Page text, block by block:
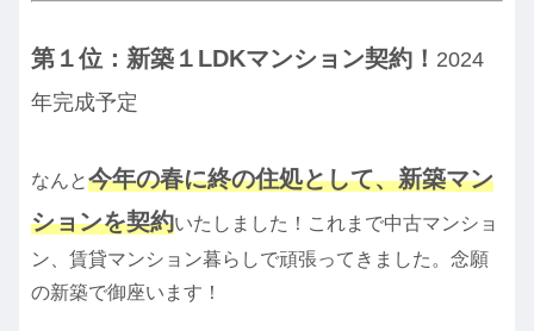
第１位：新築１LDKマンション契約！ 2024
年完成予定
なんと今年の春に終の住処として、新築マン
ションを契約いたしました！これまで中古マンショ
ン、賃貸マンション暮らしで頑張ってきました。念願
の新築で御座います！